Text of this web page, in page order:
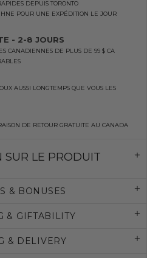
DEPUIS TORONTO
POUR UNE EXPÉDITION LE JOUR
- 2-8 JOURS
CANADIENNES DE PLUS DE 99 $ CA
AUSSI LONGTEMPS QUE VOUS LES
DE RETOUR GRATUITE AU CANADA
SUR LE PRODUIT
& BONUSES
& GIFTABILITY
& DELIVERY